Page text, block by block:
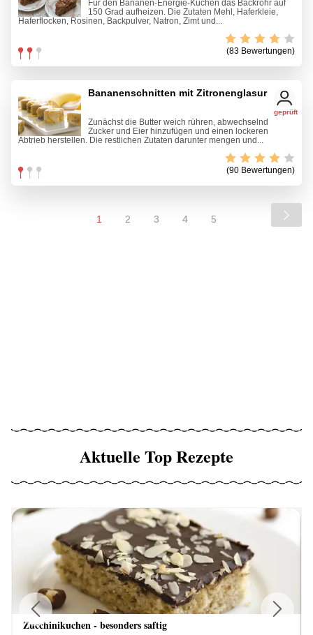
Für den Bananen-Energie-Kuchen das Backrohr auf
150 Grad aufheizen. Die Zutaten Mehl, Haferkleie,
Haferflocken, Rosinen, Backpulver, Natron, Zimt und...
(83 Bewertungen)
geprüft
Bananenschnitten mit Zitronenglasur
Zunächst die Butter weich rühren, abwechselnd
Zucker und Eier hinzufügen und einen lockeren
Abtrieb herstellen. Die restlichen Zutaten darunter mengen und...
(90 Bewertungen)
1 2 3 4 5
Aktuelle Top Rezepte
Zucchinikuchen - besonders saftig
Previous